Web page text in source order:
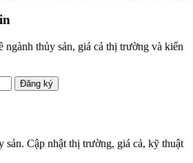
ngành thủy sản, giá cả thị trường và kiến
Đăng ký
sản. Cập nhật thị trường, giá cả, kỹ thuật